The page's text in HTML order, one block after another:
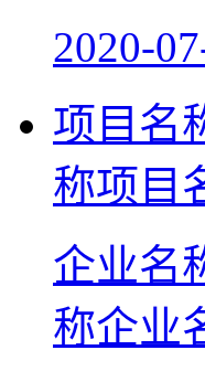
2020-
项目名
称项目
企业名
称企业